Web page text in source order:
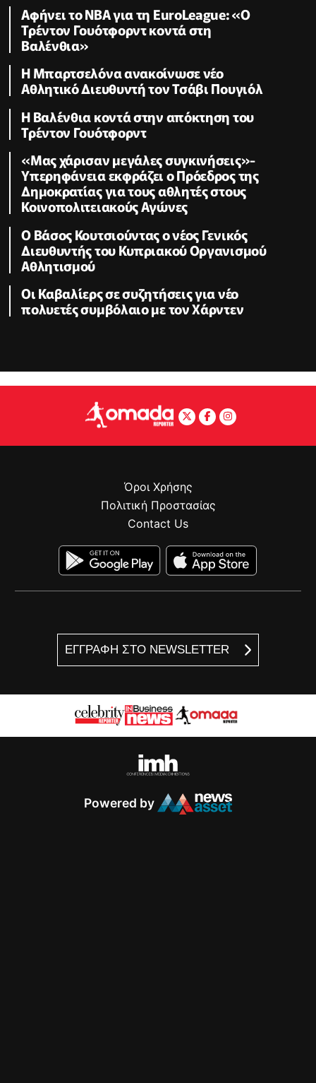
Αφήνει το NBA για τη EuroLeague: «Ο
Τρέντον Γουότφορντ κοντά στη
Βαλένθια»
Η Μπαρτσελόνα ανακοίνωσε νέο
Αθλητικό Διευθυντή τον Τσάβι Πουγιόλ
Η Βαλένθια κοντά στην απόκτηση του
Τρέντον Γουότφορντ
«Μας χάρισαν μεγάλες συγκινήσεις»-
Υπερηφάνεια εκφράζει ο Πρόεδρος της
Δημοκρατίας για τους αθλητές στους
Κοινοπολιτειακούς Αγώνες
Ο Βάσος Κουτσιούντας ο νέος Γενικός
Διευθυντής του Κυπριακού Οργανισμού
Αθλητισμού
Οι Καβαλίερς σε συζητήσεις για νέο
πολυετές συμβόλαιο με τον Χάρντεν
ΕΓΓΡΑΦΗ ΣΤΟ NEWSLETTER
Όροι Χρήσης
Πολιτική Προστασίας
Contact Us
Powered by